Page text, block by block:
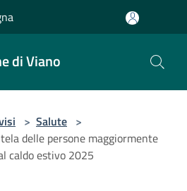
di Viano
> Salute >
delle persone maggiormente
caldo estivo 2025